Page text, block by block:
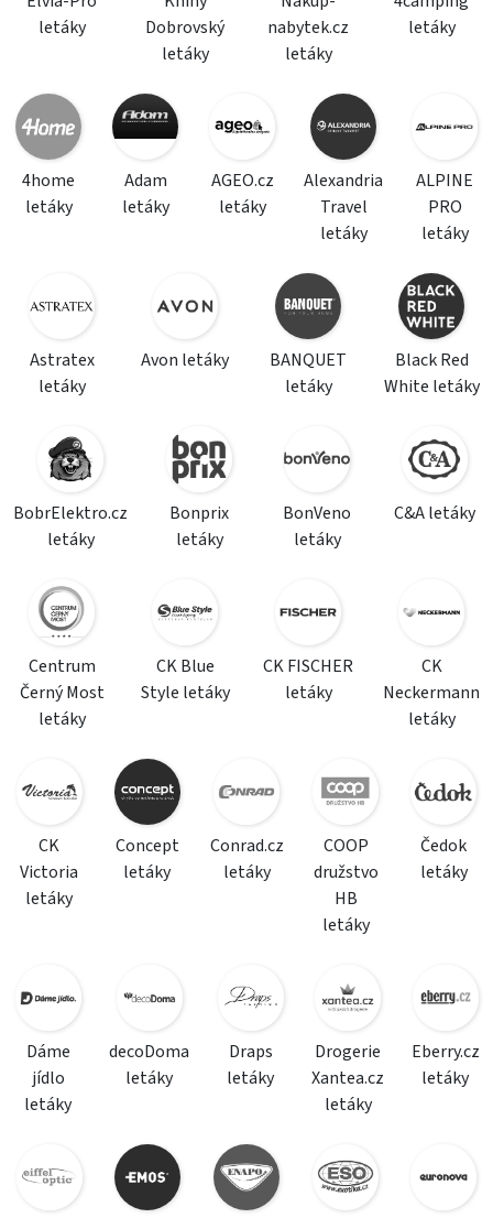
letáky
Dobrovský
letáky
nabytek.cz
letáky
letáky
4home
letáky
Adam
letáky
AGEO.cz
letáky
Alexandria
Travel
letáky
ALPINE
PRO
letáky
Astratex
letáky
Avon letáky
BANQUET
letáky
Black Red
White letáky
BobrElektro.cz
letáky
Bonprix
letáky
BonVeno
letáky
C&A letáky
Centrum
Černý Most
letáky
CK Blue
Style letáky
CK FISCHER
letáky
CK
Neckermann
letáky
CK
Victoria
letáky
Concept
letáky
Conrad.cz
letáky
COOP
družstvo
HB
letáky
Čedok
letáky
Dáme
jídlo
letáky
decoDoma
letáky
Draps
letáky
Drogerie
Xantea.cz
letáky
Eberry.cz
letáky